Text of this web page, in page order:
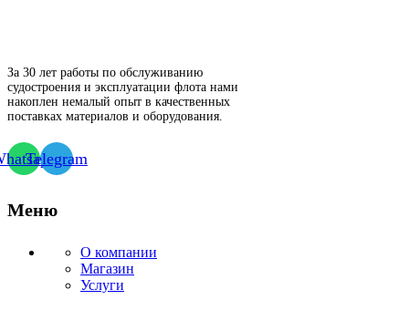
За 30 лет работы по обслуживанию
судостроения и эксплуатации флота нами
накоплен немалый опыт в качественных
поставках материалов и оборудования.
Telegram
Меню
О компании
Магазин
Услуги